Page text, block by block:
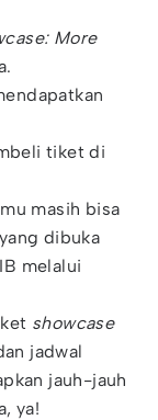
More
tiket di
masih bisa
dibuka
melalui
showcase
jadwal
jauh-jauh
ya!